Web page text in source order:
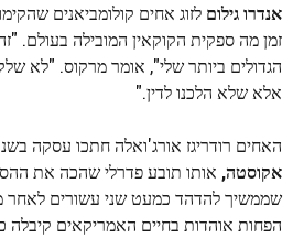
אנדרו גילום לזוג אחים קולומביאנים
זמן מה ספקית הקוקאין המובילה בעולם.
הגדולים ביותר שלי", אומר מרקוס. "לא
אלא שלא הלכנו לדין."
האחים רודריגז אורג'ואלה חתכו עסקה בשנת 2006
אקוסטה, אותו תובע פדרלי שהכה את
שממשיך להדהד כמעט שני עשורים לאחר
הפחות אוהדות בחיים האמריקאים קיבלה